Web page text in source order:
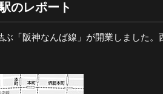
Night
のレポート
「阪神なんば線」が開業しました